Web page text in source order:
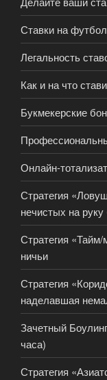
Ставки на
Легальность
Как и на что
Букмекерские
Онлайн-
Стратегия
нечистых на
Стратегия
ничьи
Стратегия
наделавшая
Зачетный
часа)
Стратегия